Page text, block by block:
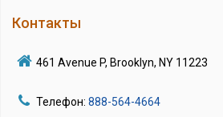
Контакты
461 Avenue P, Brooklyn, NY 11223
Телефон: 888-564-4664